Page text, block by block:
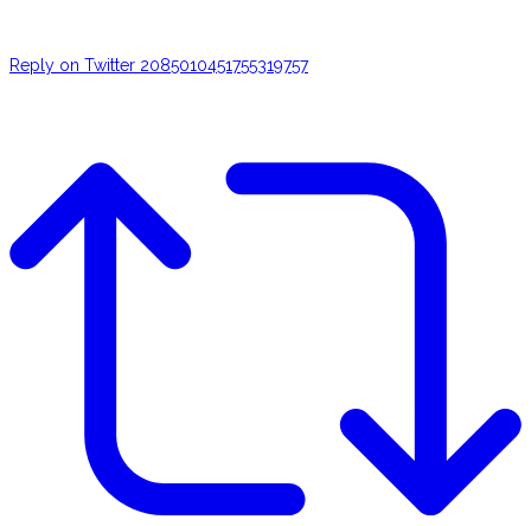
Reply on Twitter 2085010451755319757